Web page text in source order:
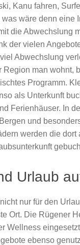
Kanu fahren,
wäre denn eine
die Abwechslung
der vielen
Abwechslung
man wohnt,
Programm.
als Unterkunft
Ferienhäuser. In
und
werden die dort
Urlaub
nur für den
Ort. Die Rügener
Wellness
ebenso